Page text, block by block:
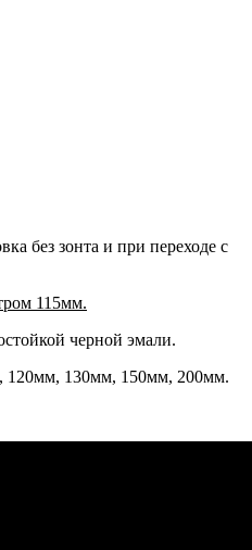
без зонта и при переходе с
115мм.
черной эмали.
120мм, 130мм, 150мм, 200мм.